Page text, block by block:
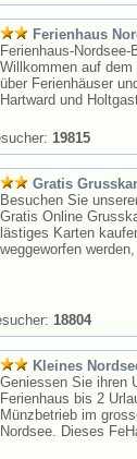
Ferienhaus
Ferienhaus-
Willkommen auf
über Ferienhäuser
Hartward und
19815
Gratis
Besuchen Sie
Gratis Online
lästiges Karten
weggeworfen
18804
Kleines
Geniessen Sie ihren
Ferienhaus bis 2
Münzbetrieb im
Nordsee. Dieses